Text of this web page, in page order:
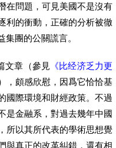
在問題，可見美國不是沒有
利的衝動，正確的分析被徹
團的公關謊言。
文章（參見 《比经济乏力更
，頗感欣慰，因爲它恰恰基
國際環境和財經政策。不過
是金融系，對過去幾年中國
所以其所代表的學術思想覺
與真正的改革糾錯，還有相